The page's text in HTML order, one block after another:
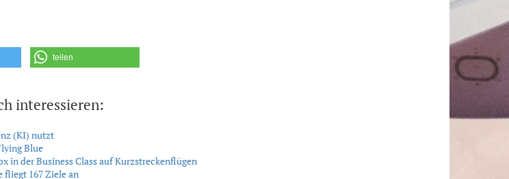
teilen
interessieren:
(KI) nutzt
Blue
in der Business Class auf Kurzstreckenflügen
fliegt 167 Ziele an